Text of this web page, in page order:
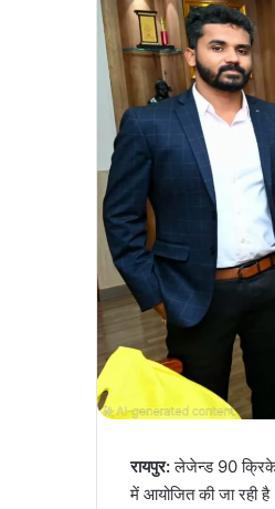
रायपुर:लेजेन्ड 90
में आयोजित की जा रही